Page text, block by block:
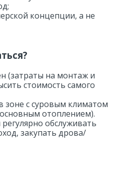
концепции, а не
(затраты на монтаж и
стоимость самого
зоне с суровым климатом
отоплением).
обслуживать
закупать дрова/